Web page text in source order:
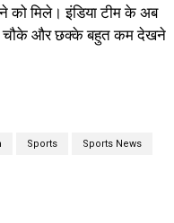
को मिले। इंडिया टीम के अब
में चौके और छक्के बहुत कम देखने
Sports Sports News